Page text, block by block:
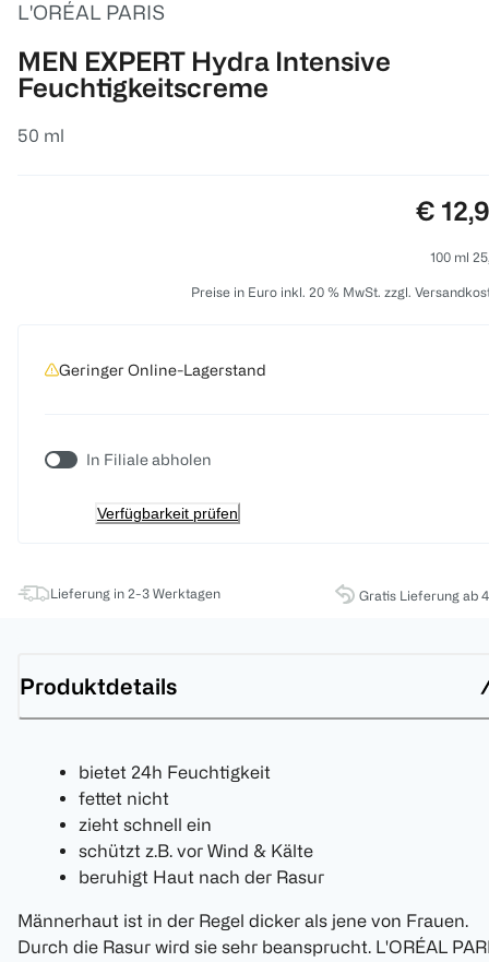
L'ORÉAL PARIS
MEN EXPERT Hydra Intensive
Feuchtigkeitscreme
50 ml
Preis:
€
100 ml
Preise in Euro inkl. 20 % MwSt. zzgl.
Geringer Online-Lagerstand
In Filiale abholen
Verfügbarkeit prüfen
Lieferung in 2-3 Werktagen Gratis Lieferung ab
Produktdetails
bietet 24h Feuchtigkeit
fettet nicht
zieht schnell ein
schützt z.B. vor Wind & Kälte
beruhigt Haut nach der Rasur
Männerhaut ist in der Regel dicker als jene von Frauen.
Durch die Rasur wird sie sehr beansprucht. L'ORÉAL